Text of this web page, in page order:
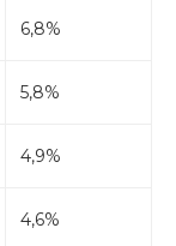
6,8%
5,8%
4,9%
4,6%